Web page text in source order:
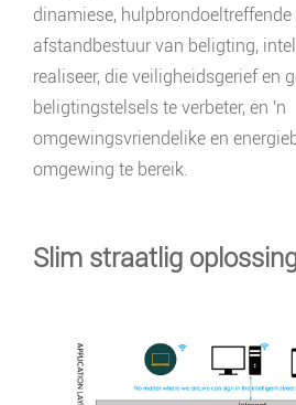
dinamiese,
afstandbestuur van beligting,
realiseer, die veiligheidsgerief en
beligtingstelsels te verbeter, en 'n
omgewingsvriendelike en
omgewing te bereik.
Slim straatlig